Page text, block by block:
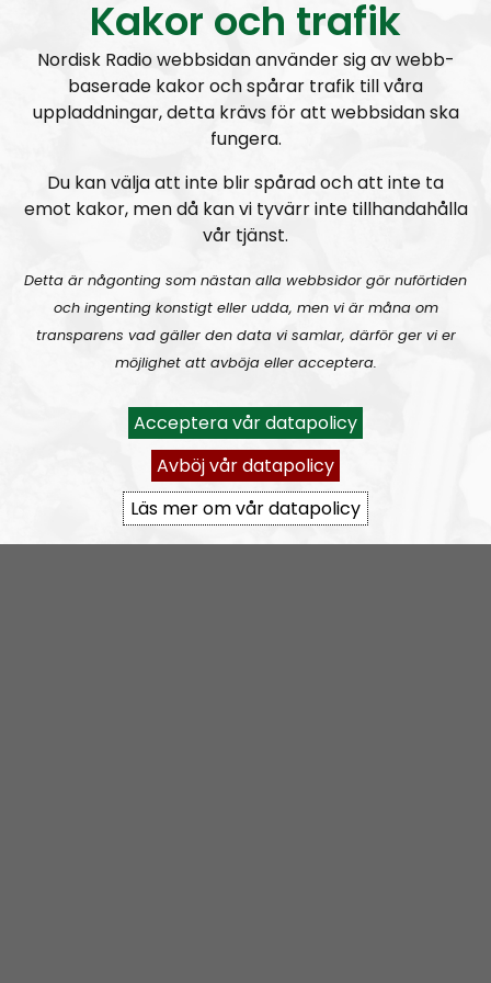
Programmet drivs av Elin Reinhardt, Monika och
Fredde i svängen. Elin återfinns även i programmet
Radio Regeringen
Som nyhetsförmedlare fyller NR Bohuslän ett stort
som lokal mainstream-media förvränger eller inte
tar upp. Vi beskriver den mångkulturella verkligheten
som den ser ut utan skygglappar.
Vi tar gärna in andra röster i programmet och tar
tacksamt emot tips på hur vi kan förbättra
programmet. Har du insider-information om det
mångkulturella kaoset eller andra saker som händer i
nrbohuslan@nordiskradio.se.
Prenumerera på NR Bohuslän medRSS
https://nordiskradio.se/?format=mp3-
rss&show=nr-bohusln
Kakor och trafik
Nordisk Radio webbsidan använder sig av webb-
baserade kakor och spårar trafik till våra
uppladdningar, detta krävs för att webbsidan ska
fungera.
Du kan välja att inte blir spårad och att inte ta
emot kakor, men då kan vi tyvärr inte tillhandahålla
vår tjänst.
Detta är någonting som nästan alla webbsidor gör nuförtiden
och ingenting konstigt eller udda, men vi är måna om
transparens vad gäller den data vi samlar, därför ger vi er
möjlighet att avböja eller acceptera.
Acceptera vår datapolicy
Avböj vår datapolicy
Läs mer om vår datapolicy